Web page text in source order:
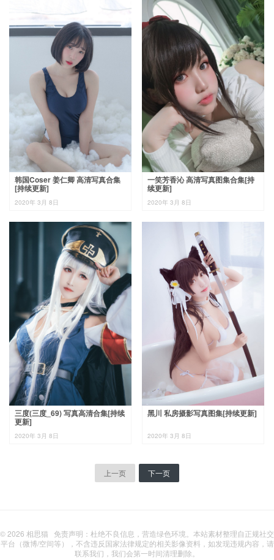
韩国Coser 姜仁卿 高清写真合集
[持续更新]
2020年 3月 8日
一笑芳香沁 高清写真图集合集[持
续更新]
2020年 3月 8日
三度(三度_69) 写真高清合集[持续
更新]
2020年 3月 8日
黑川 私房摄影写真图集[持续更新]
2020年 3月 8日
上一页 下一页
© 2026 相思猫 免责声明：杜绝不良信息，营造绿色环境。本站素材整理自正规社交
平台（微博/空间等），不含违反国家法律规定的相关影像资料，如发现违规内容，请
联系我们，我们会第一时间清理删除。